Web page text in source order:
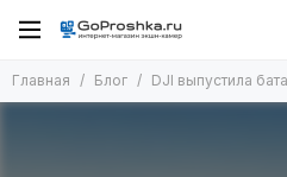
Главная Блог DJI выпустила